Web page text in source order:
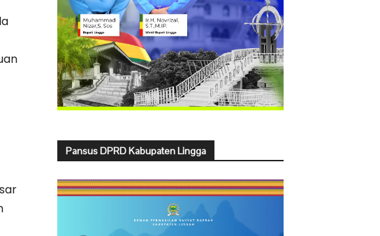
Pansus DPRD Kabupaten Lingga